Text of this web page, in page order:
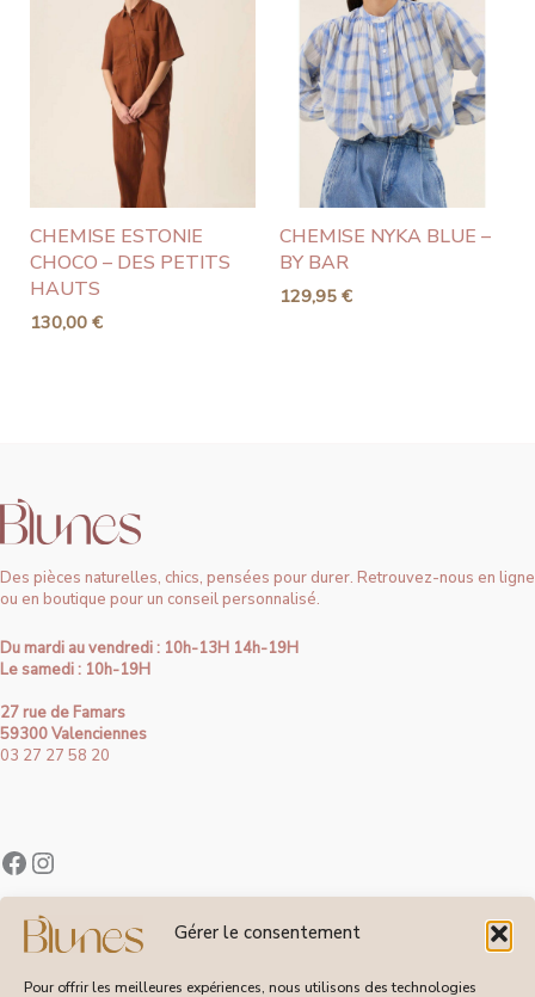
Gérer le consentement
Pour offrir les meilleures expériences, nous utilisons des technologies
CHEMISE ESTONIE
CHOCO – DES PETITS
HAUTS
130,00 €
CHEMISE NYKA BLUE –
BY BAR
129,95 €
Des pièces naturelles, chics, pensées pour durer. Retrouvez-nous en ligne
ou en boutique pour un conseil personnalisé.
Du mardi au vendredi : 10h-13H 14h-19H
Le samedi : 10h-19H
27 rue de Famars
59300 Valenciennes
03 27 27 58 20
Contact
À Propos de Blunes